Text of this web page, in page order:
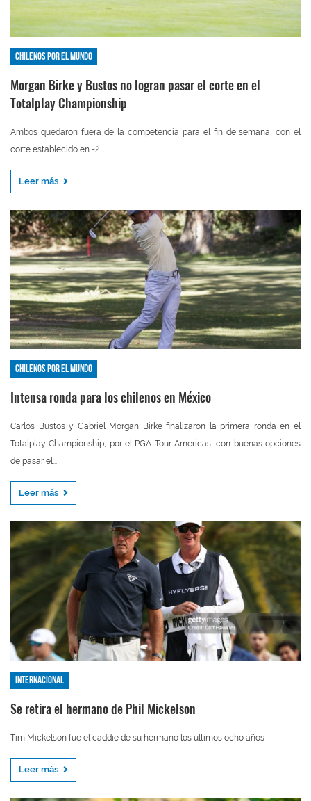
Chilenos por el mundo
Morgan Birke y Bustos no logran pasar el corte en el
Totalplay Championship
Ambos quedaron fuera de la competencia para el fin de semana, con el
corte establecido en -2
Leer más
Chilenos por el mundo
Intensa ronda para los chilenos en México
Carlos Bustos y Gabriel Morgan Birke finalizaron la primera ronda en el
Totalplay Championship, por el PGA Tour Americas, con buenas opciones
de pasar el...
Leer más
Internacional
Se retira el hermano de Phil Mickelson
Tim Mickelson fue el caddie de su hermano los últimos ocho años
Leer más